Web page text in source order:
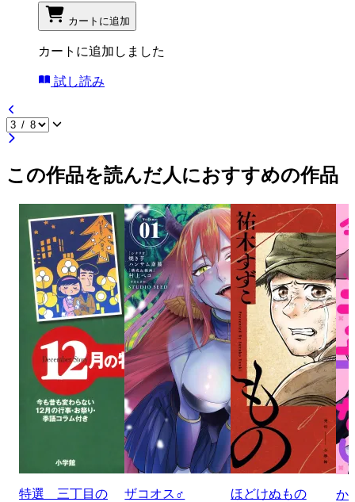
カートに追加
カートに追加しました
試し読み
この作品を読んだ人におすすめの作品
特選 三丁目の
ザコオス♂ ほどけぬもの
か